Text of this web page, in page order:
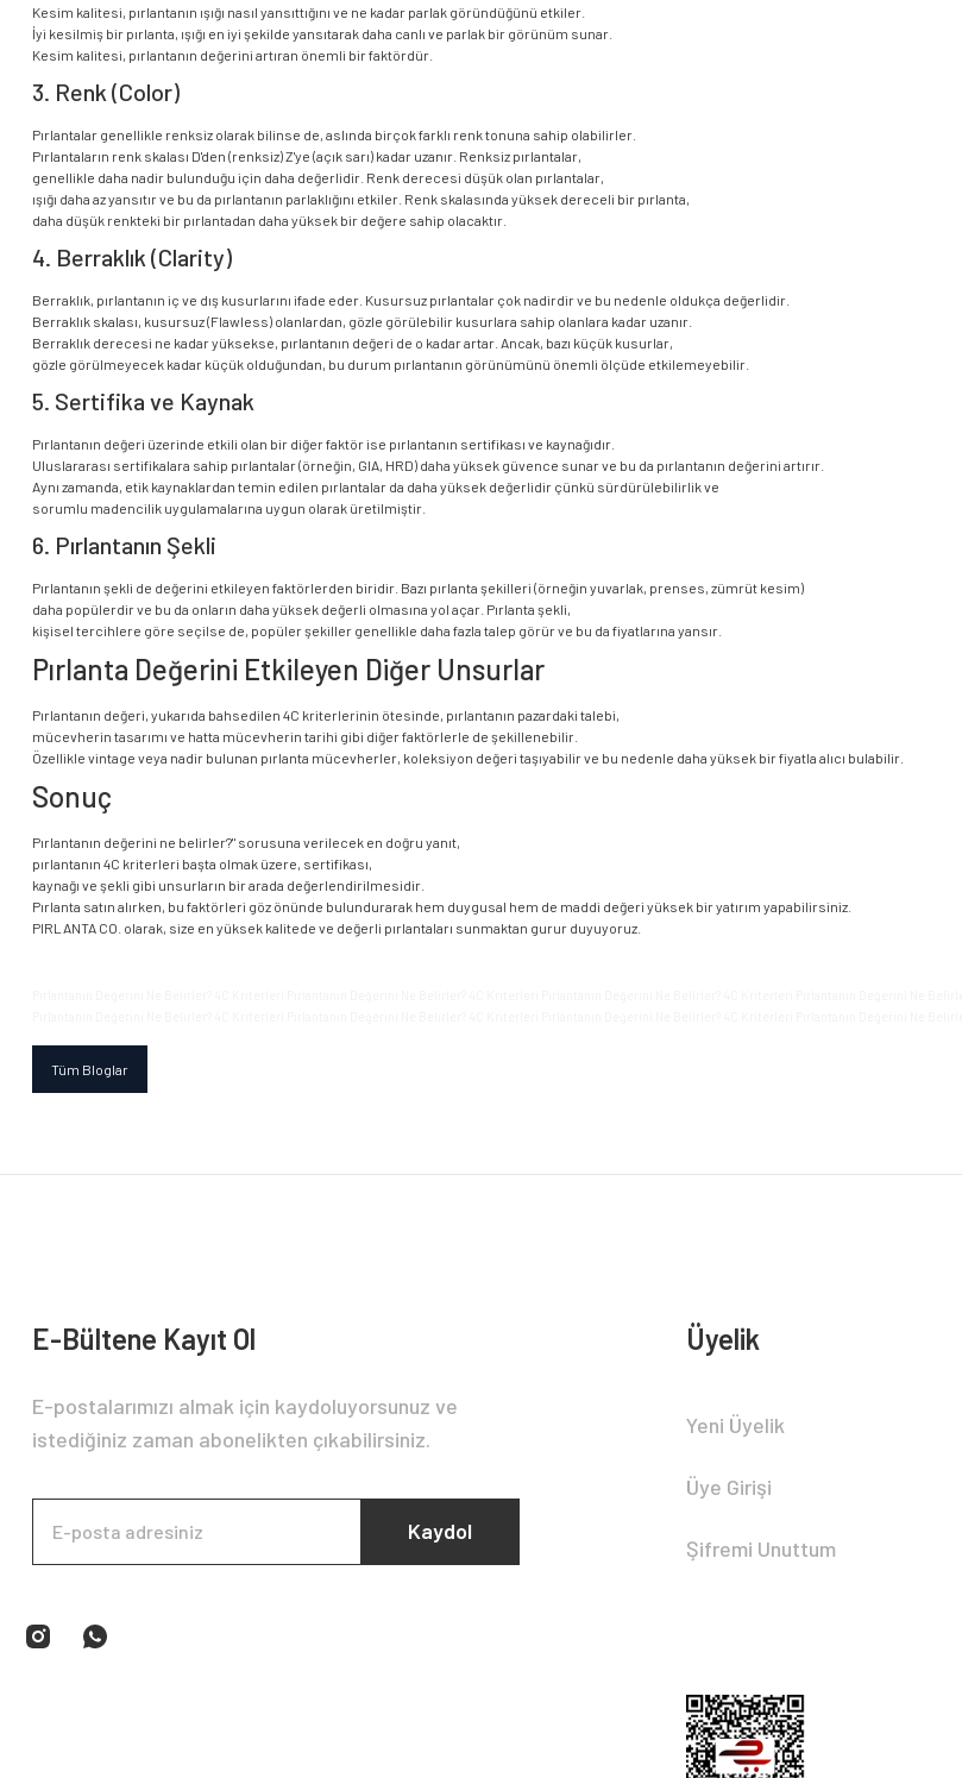
Kesim kalitesi, pırlantanın ışığı nasıl yansıttığını ve ne kadar parlak göründüğünü etkiler.
İyi kesilmiş bir pırlanta, ışığı en iyi şekilde yansıtarak daha canlı ve parlak bir görünüm sunar.
Kesim kalitesi, pırlantanın değerini artıran önemli bir faktördür.
3. Renk (Color)
Pırlantalar genellikle renksiz olarak bilinse de, aslında birçok farklı renk tonuna sahip olabilirler.
Pırlantaların renk skalası D'den (renksiz) Z'ye (açık sarı) kadar uzanır. Renksiz pırlantalar,
genellikle daha nadir bulunduğu için daha değerlidir. Renk derecesi düşük olan pırlantalar,
ışığı daha az yansıtır ve bu da pırlantanın parlaklığını etkiler. Renk skalasında yüksek dereceli bir pırlanta,
daha düşük renkteki bir pırlantadan daha yüksek bir değere sahip olacaktır.
4. Berraklık (Clarity)
Berraklık, pırlantanın iç ve dış kusurlarını ifade eder. Kusursuz pırlantalar çok nadirdir ve bu nedenle oldukça değerlidir.
Berraklık skalası, kusursuz (Flawless) olanlardan, gözle görülebilir kusurlara sahip olanlara kadar uzanır.
Berraklık derecesi ne kadar yüksekse, pırlantanın değeri de o kadar artar. Ancak, bazı küçük kusurlar,
gözle görülmeyecek kadar küçük olduğundan, bu durum pırlantanın görünümünü önemli ölçüde etkilemeyebilir.
5. Sertifika ve Kaynak
Pırlantanın değeri üzerinde etkili olan bir diğer faktör ise pırlantanın sertifikası ve kaynağıdır.
Uluslararası sertifikalara sahip pırlantalar (örneğin, GIA, HRD) daha yüksek güvence sunar ve bu da pırlantanın değerini artırır.
Aynı zamanda, etik kaynaklardan temin edilen pırlantalar da daha yüksek değerlidir çünkü sürdürülebilirlik ve
sorumlu madencilik uygulamalarına uygun olarak üretilmiştir.
6. Pırlantanın Şekli
Pırlantanın şekli de değerini etkileyen faktörlerden biridir. Bazı pırlanta şekilleri (örneğin yuvarlak, prenses, zümrüt kesim)
daha popülerdir ve bu da onların daha yüksek değerli olmasına yol açar. Pırlanta şekli,
kişisel tercihlere göre seçilse de, popüler şekiller genellikle daha fazla talep görür ve bu da fiyatlarına yansır.
Pırlanta Değerini Etkileyen Diğer Unsurlar
Pırlantanın değeri, yukarıda bahsedilen 4C kriterlerinin ötesinde, pırlantanın pazardaki talebi,
mücevherin tasarımı ve hatta mücevherin tarihi gibi diğer faktörlerle de şekillenebilir.
Özellikle vintage veya nadir bulunan pırlanta mücevherler, koleksiyon değeri taşıyabilir ve bu nedenle daha yüksek bir fiyatla alıcı bulabilir.
Sonuç
Pırlantanın değerini ne belirler?" sorusuna verilecek en doğru yanıt,
pırlantanın 4C kriterleri başta olmak üzere, sertifikası,
kaynağı ve şekli gibi unsurların bir arada değerlendirilmesidir.
Pırlanta satın alırken, bu faktörleri göz önünde bulundurarak hem duygusal hem de maddi değeri yüksek bir yatırım yapabilirsiniz.
PIRLANTA CO. olarak, size en yüksek kalitede ve değerli pırlantaları sunmaktan gurur duyuyoruz.
Tüm Bloglar
E-Bültene Kayıt Ol
E-postalarımızı almak için kaydoluyorsunuz ve
istediğiniz zaman abonelikten çıkabilirsiniz.
Kaydol
Üyelik
Yeni Üyelik
Üye Girişi
Şifremi Unuttum